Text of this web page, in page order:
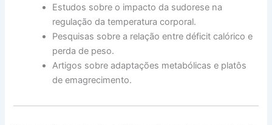
Estudos sobre o impacto da sudorese na
regulação da temperatura corporal.
Pesquisas sobre a relação entre déficit calórico e
perda de peso.
Artigos sobre adaptações metabólicas e platôs
de emagrecimento.